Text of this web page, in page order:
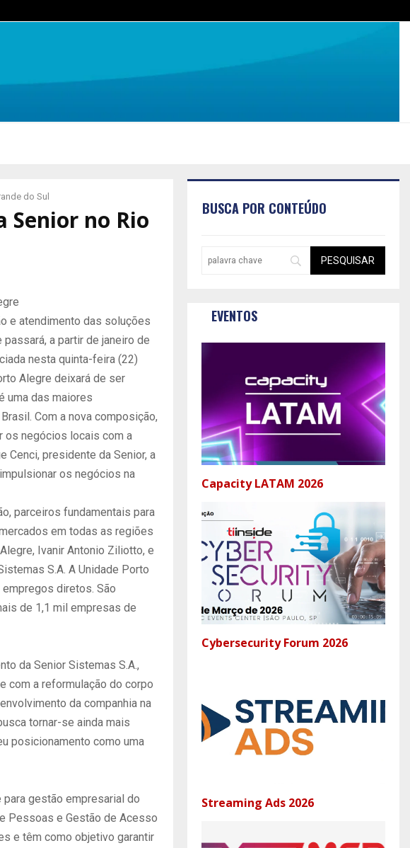
do Sul
Senior no Rio
e atendimento das soluções
a partir de janeiro de
nesta quinta-feira (22)
Alegre deixará de ser
uma das maiores
Com a nova composição,
os negócios locais com a
Cenci, presidente da Senior, a
os negócios na
parceiros fundamentais para
em todas as regiões
Ivanir Antonio Ziliotto, e
S.A. A Unidade Porto
diretos. São
de 1,1 mil empresas de
da Senior Sistemas S.A.,
com a reformulação do corpo
da companhia na
tornar-se ainda mais
posicionamento como uma
gestão empresarial do
Pessoas e Gestão de Acesso
e têm como objetivo garantir
BUSCA POR CONTEÚDO
EVENTOS
Capacity LATAM 2026
Cybersecurity Forum 2026
Streaming Ads 2026